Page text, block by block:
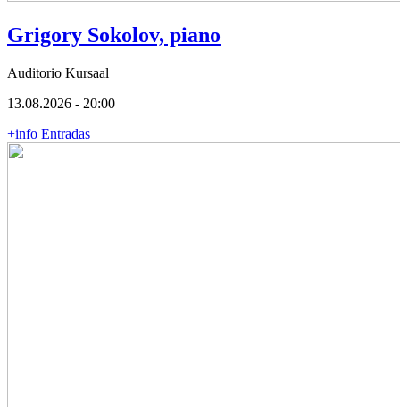
Grigory Sokolov, piano
Auditorio Kursaal
13.08.2026 - 20:00
+info Entradas